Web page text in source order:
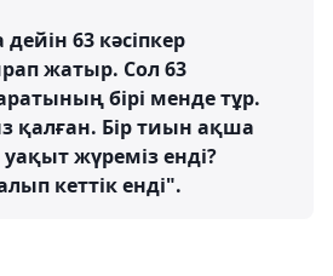
63 кәсіпкер
жатыр. Сол 63
бірі менде тұр.
қалған. Бір тиын ақша
жүреміз енді?
кеттік енді".